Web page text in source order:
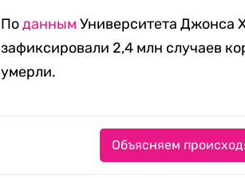
Поданным Университета Джонса
зафиксировали 2,4 млн случаев
умерли.
Объясняем